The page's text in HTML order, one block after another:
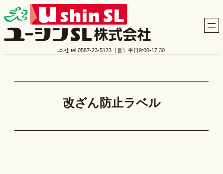
本社 tel:0587-23-5123［営］平日9:00-17:30
改ざん防止ラベル